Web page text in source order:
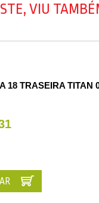
VIU
18 TRASEIRA TITAN